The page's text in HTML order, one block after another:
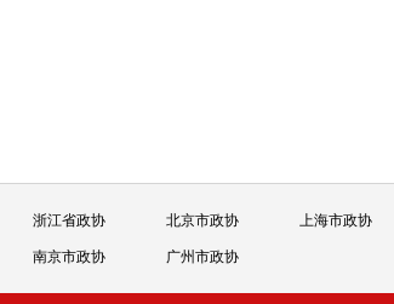
浙江省政协 北京市政协 上海市政协
南京市政协 广州市政协